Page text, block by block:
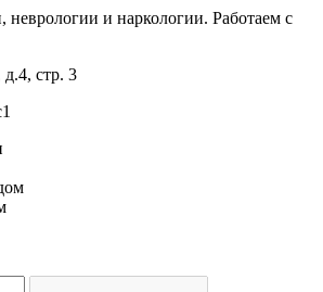
и наркологии. Работаем с
стр. 3